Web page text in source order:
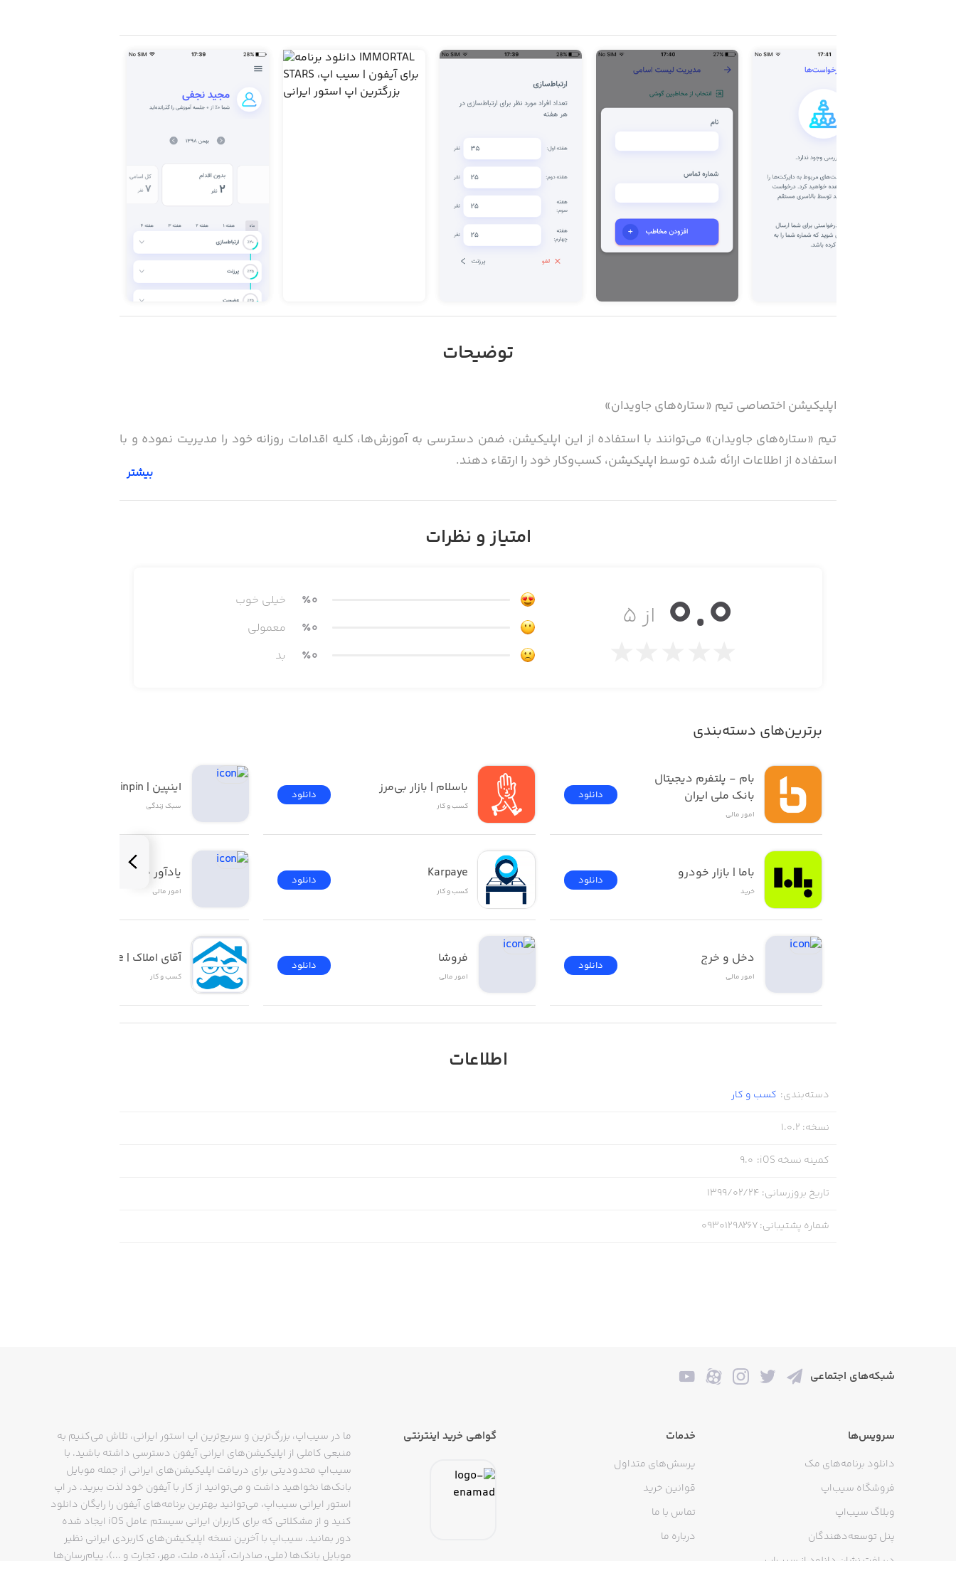
توضیحات
اپلیکیشن اختصاصی تیم «ستاره‌های جاویدان»
تیم «ستاره‌های جاویدان» می‌توانند با استفاده از این اپلیکیشن، ضمن دسترسی به آموزش‌ها، کلیه اقدامات روزانه خود را مدیریت نموده و با
استفاده از اطلاعات ارائه شده توسط اپلیکیشن، کسب‌وکار خود را ارتقاء دهند.
بیشتر
امتیاز و نظرات
از ۵ 0.0 ٪0
خیلی خوب
٪0
معمولی
٪0 بد
برترین‌های دسته‌بندی
بانک ملی ایران
امور ‌مالی
دانلود
باما | بازار خودرو
خرید
دانلود
دخل و خرج
امور ‌مالی
دانلود
باسلام | بازار بی‌مرز
کسب‌ و ‌کار
دانلود
Karpaye
کسب‌ و ‌کار
دانلود
فروشا
امور ‌مالی
دانلود
اینپین | inpin
سبک زندگی
یادآور چک ۲
امور ‌مالی
آقای املاک | Mr Estate
کسب‌ و ‌کار
اطلاعات
دسته‌بندی: کسب‌ و ‌کار
نسخه:
1.0.2
کمینه نسخه iOS :
9.0
تاریخ بروزرسانی: ۱۳۹۹/۰۲/۲۴
شماره پشتیبانی:
09301298267
شبکه‌های اجتماعی
سرویس‌ها
دانلود برنامه‌های مک
فروشگاه سیب‌اپ
وبلاگ سیب‌اپ
پنل توسعه‌دهندگان
دریافت نشان دانلود از سیب‌اپ
خدمات
پرسش‌های متداول
قوانین خرید
تماس با ما
درباره ما
گواهی خرید اینترنتی
ما در سیب‌اپ، بزرگ‌ترین و سریع‌ترین اپ استور ایرانی، تلاش می‌کنیم به
منبعی کاملی از اپلیکیشن‌های ایرانی آیفون دسترسی داشته باشید. با
سیب‌اپ محدودیتی برای دریافت اپلیکیشن‌های ایرانی از جمله موبایل
بانک‌ها نخواهید داشت و می‌توانید از کار با آیفون خود لذت ببرید. در اپ
استور ایرانی سیب‌اپ، می‌توانید بهترین برنامه‌های آیفون را رایگان دانلود
کنید و از مشکلاتی که برای کاربران ایرانی سیستم عامل iOS ایجاد شده
دور بمانید. سیب‌اپ با آخرین نسخه اپلیکیشن‌های کاربردی ایرانی نظیر
موبایل بانک‌ها (ملی، صادرات، آینده، ملت، مهر، تجارت و ...)، پیام‌رسان‌ها